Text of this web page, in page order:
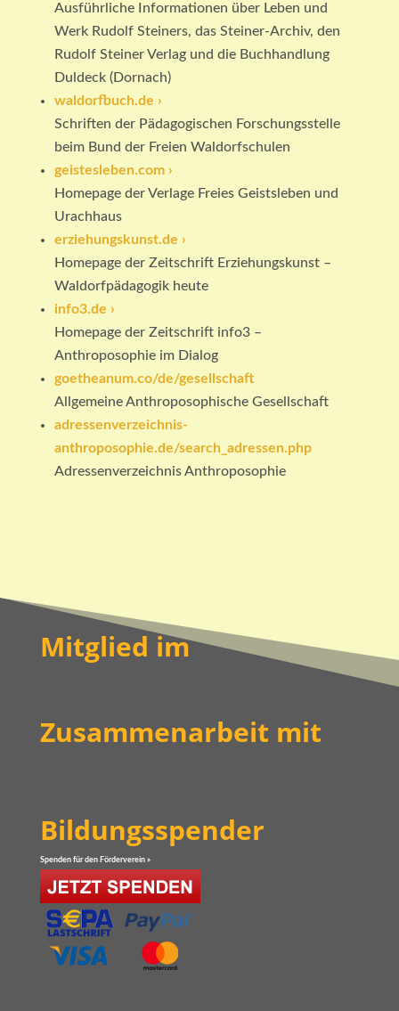
Ausführliche Informationen über Leben und
Werk Rudolf Steiners, das Steiner-Archiv, den
Rudolf Steiner Verlag und die Buchhandlung
Duldeck (Dornach)
waldorfbuch.de ›
Schriften der Pädagogischen Forschungsstelle
beim Bund der Freien Waldorfschulen
geistesleben.com ›
Homepage der Verlage Freies Geistsleben und
Urachhaus
erziehungskunst.de ›
Homepage der Zeitschrift Erziehungskunst –
Waldorfpädagogik heute
info3.de ›
Homepage der Zeitschrift info3 –
Anthroposophie im Dialog
goetheanum.co/de/gesellschaft
Allgemeine Anthroposophische Gesellschaft
adressenverzeichnis-
anthroposophie.de/search_adressen.php
Adressenverzeichnis Anthroposophie
Mitglied im
Zusammenarbeit mit
Bildungsspender
Spenden für den Förderverein »